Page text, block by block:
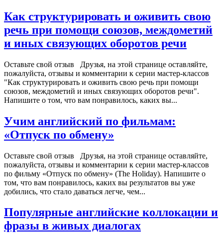
Как структурировать и оживить свою
речь при помощи союзов, междометий
и иных связующих оборотов речи
Оставьте свой отзыв Друзья, на этой странице оставляйте,
пожалуйста, отзывы и комментарии к серии мастер-классов
"Как структурировать и оживить свою речь при помощи
союзов, междометий и иных связующих оборотов речи".
Напишите о том, что вам понравилось, каких вы...
Учим английский по фильмам:
«Отпуск по обмену»
Оставьте свой отзыв Друзья, на этой странице оставляйте,
пожалуйста, отзывы и комментарии к серии мастер-классов
по фильму «Отпуск по обмену» (The Holiday). Напишите о
том, что вам понравилось, каких вы результатов вы уже
добились, что стало даваться легче, чем...
Популярные английские коллокации и
фразы в живых диалогах